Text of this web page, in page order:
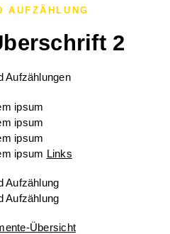
AUFZÄHLUNG
2
Aufzählungen
ipsum
ipsum
ipsum
ipsum Links
Aufzählung
Aufzählung
Übersicht